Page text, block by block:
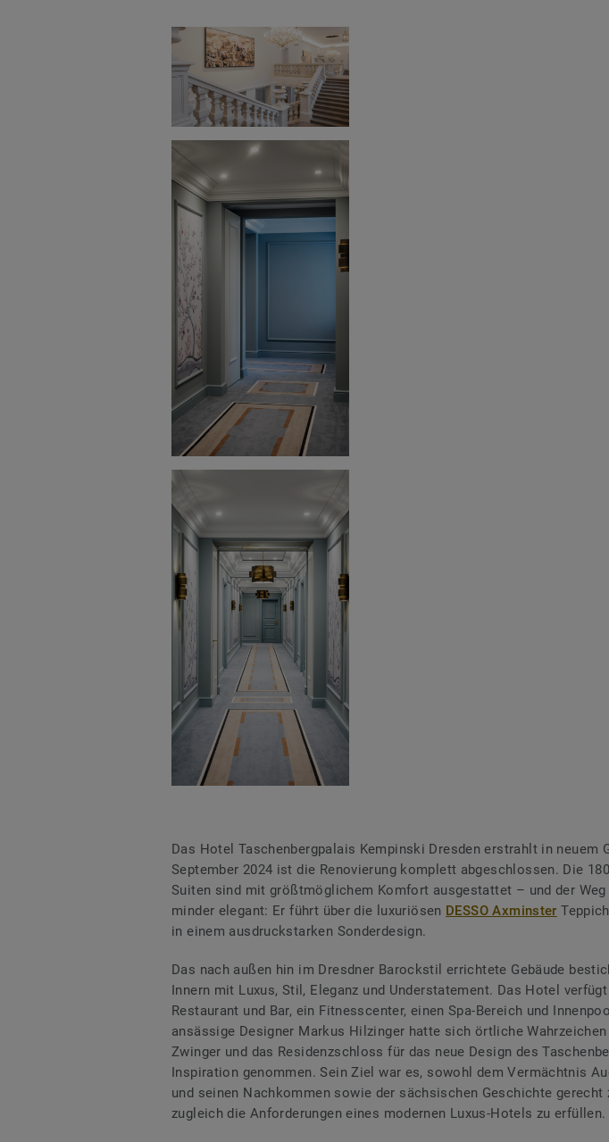
Das Hotel Taschenbergpalais Kempinski Dresden erstrahlt in neuem
September 2024 ist die Renovierung komplett abgeschlossen. Die
Suiten sind mit größtmöglichem Komfort ausgestattet – und der
minder elegant: Er führt über die luxuriösen DESSO Axminster
in einem ausdruckstarken Sonderdesign.
Das nach außen hin im Dresdner Barockstil errichtete Gebäude
Innern mit Luxus, Stil, Eleganz und Understatement. Das Hotel
Restaurant und Bar, ein Fitnesscenter, einen Spa-Bereich und
ansässige Designer Markus Hilzinger hatte sich örtliche
Zwinger und das Residenzschloss für das neue Design des
Inspiration genommen. Sein Ziel war es, sowohl dem Vermächtnis
und seinen Nachkommen sowie der sächsischen Geschichte gerecht
zugleich die Anforderungen eines modernen Luxus-Hotels zu erfüllen.